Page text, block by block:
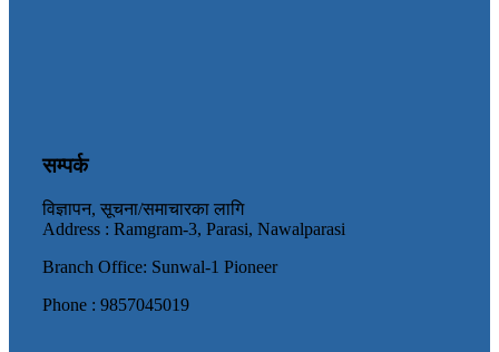
सम्पर्क
विज्ञापन, सूचना/समाचारका लागि
Address : Ramgram-3, Parasi, Nawalparasi
Branch Office: Sunwal-1 Pioneer
Phone : 9857045019